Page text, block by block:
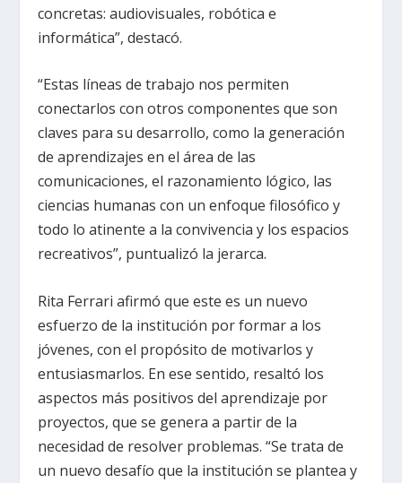
concretas: audiovisuales, robótica e
informática”, destacó.
“Estas líneas de trabajo nos permiten
conectarlos con otros componentes que son
claves para su desarrollo, como la generación
de aprendizajes en el área de las
comunicaciones, el razonamiento lógico, las
ciencias humanas con un enfoque filosófico y
todo lo atinente a la convivencia y los espacios
recreativos”, puntualizó la jerarca.
Rita Ferrari afirmó que este es un nuevo
esfuerzo de la institución por formar a los
jóvenes, con el propósito de motivarlos y
entusiasmarlos. En ese sentido, resaltó los
aspectos más positivos del aprendizaje por
proyectos, que se genera a partir de la
necesidad de resolver problemas. “Se trata de
un nuevo desafío que la institución se plantea y